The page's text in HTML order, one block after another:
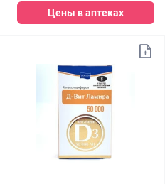
Цены в аптеках